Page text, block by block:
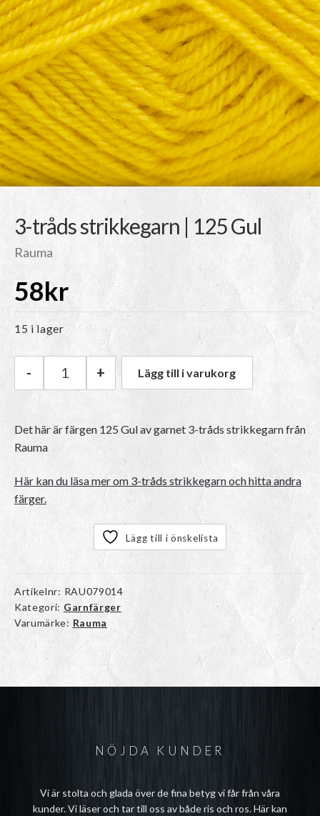
3-tråds strikkegarn | 125 Gul
Rauma
58kr
15 i lager
Rauma 3-tråds strikkegarn | 125 Gul mängd
- + Lägg till i varukorg
Det här är färgen 125 Gulav garnet 3-tråds strikkegarnfrån
Rauma
Här kan du läsa mer om 3-tråds strikkegarn och hitta andra
färger.
Lägg till i önskelista
Artikelnr: RAU079014
Kategori: Garnfärger
Varumärke: Rauma
NÖJDA KUNDER
Vi är stolta och glada över de fina betyg vi får från våra
kunder. Vi läser och tar till oss av både ris och ros. Här kan